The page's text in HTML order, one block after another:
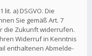
a) DSGVO. Die
Sie gemäß Art. 7
die Zukunft widerrufen.
Widerruf in Kenntnis
enthaltenen Abmelde-